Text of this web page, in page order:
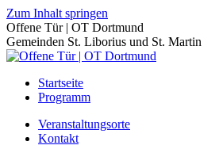
Zum Inhalt springen
Offene Tür | OT Dortmund
Gemeinden St. Liborius und St. Martin
Startseite
Programm
Veranstaltungsorte
Kontakt